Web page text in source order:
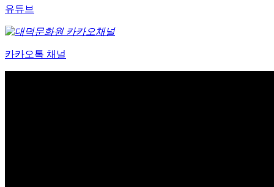
유튜브
카카오톡 채널